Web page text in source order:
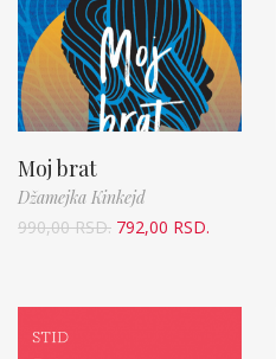
Moj brat
Džamejka Kinkejd
990,00RSD. 792,00 RSD.